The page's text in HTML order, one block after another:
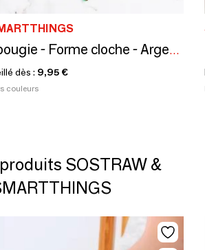
Extincteur à bougie - Forme cloche - Argent, or ou noir
dès : 9,95 €
couleurs
SOSTRAW &